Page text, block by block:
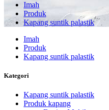
Imah
Produk
Kapang suntik palastik
Imah
Produk
Kapang suntik palastik
Kategori
Kapang suntik palastik
Produk kapang